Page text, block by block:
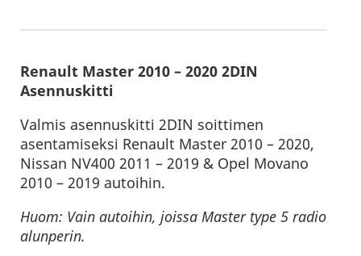
Renault Master 2010 – 2020 2DIN
Asennuskitti
Valmis asennuskitti 2DIN soittimen
asentamiseksi Renault Master 2010 – 2020,
Nissan NV400 2011 – 2019 & Opel Movano
2010 – 2019 autoihin.
Huom: Vain autoihin, joissa Master type 5 radio
alunperin.